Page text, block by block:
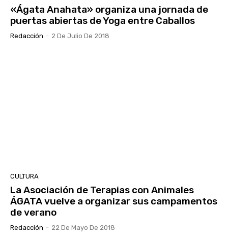
«Ágata Anahata» organiza una jornada de
puertas abiertas de Yoga entre Caballos
Redacción - 2 De Julio De 2018
CULTURA
La Asociación de Terapias con Animales
ÁGATA vuelve a organizar sus campamentos
de verano
Redacción - 22 De Mayo De 2018